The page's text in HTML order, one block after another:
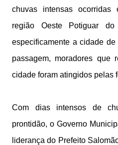
chuvas intensas
região Oeste Potiguar
especificamente a cidade
passagem, moradores que
cidade foram atingidos pelas
Com dias intensos de
prontidão, o Governo
liderança do Prefeito